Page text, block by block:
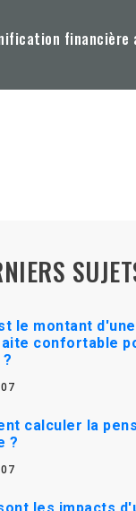
financière
le montant
confortable
calculer la
?